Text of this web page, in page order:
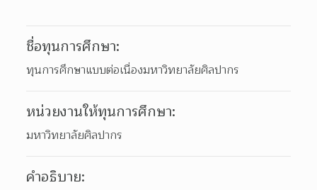
ชื่อทุนการศึกษา:
ทุนการศึกษาแบบต่อเนื่องมหาวิทยาลัยศิลปากร
หน่วยงานให้ทุนการศึกษา:
มหาวิทยาลัยศิลปากร
คำอธิบาย: